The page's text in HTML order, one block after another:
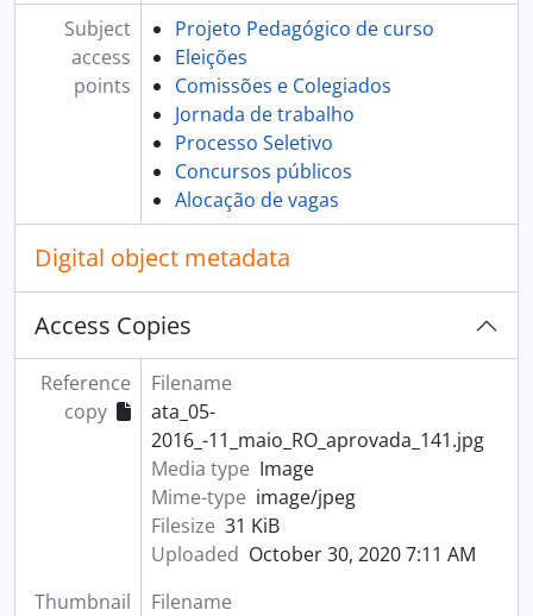
Subject
access
points
Projeto Pedagógico de curso
Eleições
Comissões e Colegiados
Jornada de trabalho
Processo Seletivo
Concursos públicos
Alocação de vagas
Digital object metadata
Access Copies
Reference
copy
Filename
ata_05-
2016_-11_maio_RO_aprovada_141.jpg
Media type Image
Mime-type image/jpeg
Filesize 31 KiB
Uploaded October 30, 2020 7:11 AM
Thumbnail
Filename